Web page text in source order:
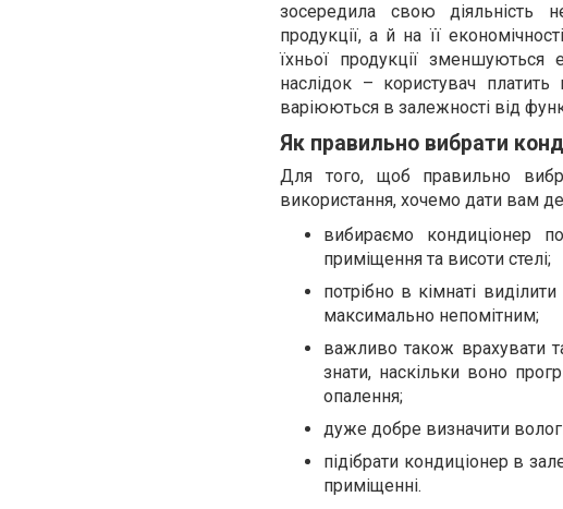
зосередила свою діяльність
продукції, а й на її
їхньої продукції зменшуються
наслідок – користувач
варіюються в залежності від
Як правильно вибрати
Для того, щоб правильно
використання, хочемо дати вам
вибираємо кондиціонер
приміщення та висоти стелі;
потрібно в кімнаті
максимально непомітним;
важливо також врахувати
знати, наскільки воно
опалення;
дуже добре визначити
підібрати кондиціонер в
приміщенні.